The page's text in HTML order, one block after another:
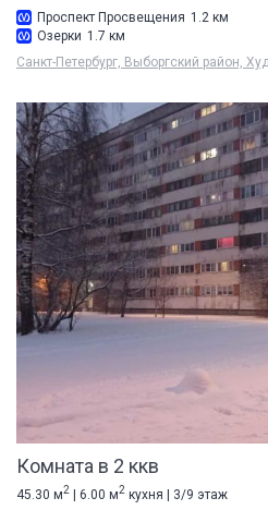
Проспект Просвещения 1.2 км
Озерки 1.7 км
Санкт-Петербург, Выборгский район,
Комната в 2 ккв
45.30 м2 | 6.00 м2 кухня | 3/9 этаж